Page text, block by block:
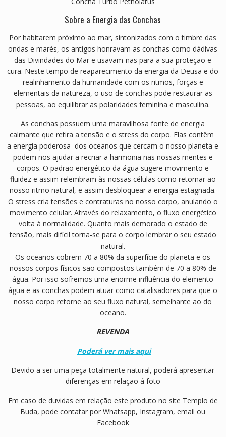
Sobre a Energia das Conchas
Por habitarem próximo ao mar, sintonizados com o timbre das
ondas e marés, os antigos honravam as conchas como dádivas
das Divindades do Mar e usavam-nas para a sua proteção e
cura. Neste tempo de reaparecimento da energia da Deusa e do
realinhamento da humanidade com os ritmos, forças e
elementais da natureza, o uso de conchas pode restaurar as
pessoas, ao equilibrar as polaridades feminina e masculina.
As conchas possuem uma maravilhosa fonte de energia
calmante que retira a tensão e o stress do corpo. Elas contêm
a energia poderosa dos oceanos que cercam o nosso planeta e
podem nos ajudar a recriar a harmonia nas nossas mentes e
corpos. O padrão energético da água sugere movimento e
fluidez e assim relembram às nossas células como retornar ao
nosso ritmo natural, e assim desbloquear a energia estagnada.
O stress cria tensões e contraturas no nosso corpo, anulando o
movimento celular. Através do relaxamento, o fluxo energético
volta à normalidade. Quanto mais demorado o estado de
tensão, mais difícil torna-se para o corpo lembrar o seu estado
natural.
Os oceanos cobrem 70 a 80% da superfície do planeta e os
nossos corpos físicos são compostos também de 70 a 80% de
água. Por isso sofremos uma enorme influência do elemento
água e as conchas podem atuar como catalisadores para que o
nosso corpo retorne ao seu fluxo natural, semelhante ao do
oceano.
REVENDA
Poderá ver mais aqui
Devido a ser uma peça totalmente natural, poderá apresentar
diferenças em relação á foto
Em caso de duvidas em relação este produto no site Templo de
Buda, pode contatar por Whatsapp, Instagram, email ou
Facebook